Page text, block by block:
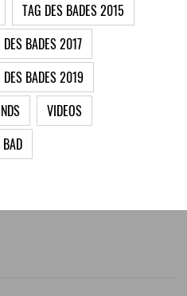
TAG DES BADES 2015
DES BADES 2017
DES BADES 2019
VIDEOS